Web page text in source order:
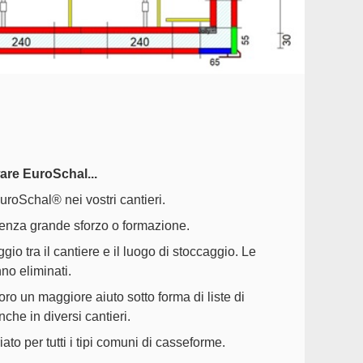
EuroSchal...
nei vostri cantieri.
grande sforzo o formazione.
tra il cantiere e il luogo di stoccaggio. Le
eliminati.
un maggiore aiuto sotto forma di liste di
in diversi cantieri.
per tutti i tipi comuni di casseforme.